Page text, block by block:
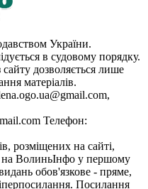
України.
в судовому порядку.
сайту дозволяється лише
матеріалів.
Телефон:
розміщених на сайті,
на ВолиньІнфо у першому
обов'язкове - пряме,
Посилання